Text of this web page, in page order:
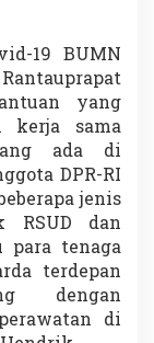
19 BUMN
yang
kerja sama
ada di
DPR-RI
jenis
dan
para tenaga
terdepan
dengan
di